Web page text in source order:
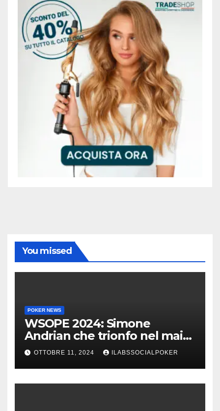
You missed
POKER NEWS
WSOPE 2024: Simone
Andrian che trionfo nel main
event al King’s
OTTOBRE 11, 2024 ILABSSOCIALPOKER